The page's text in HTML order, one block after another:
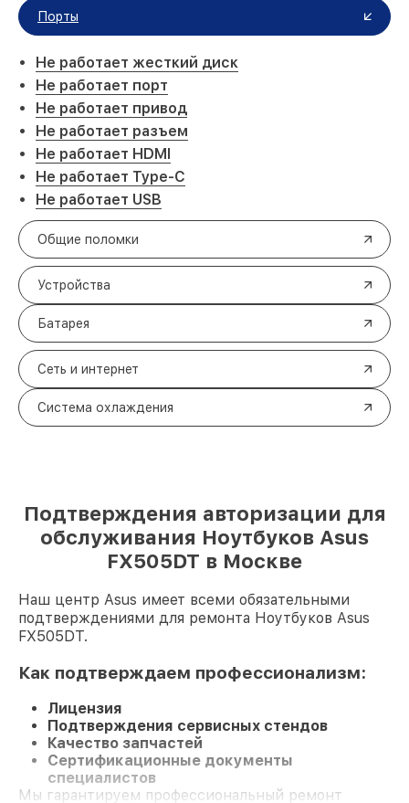
Порты
Не работает жесткий диск
Не работает порт
Не работает привод
Не работает разъем
Не работает HDMI
Не работает Type-C
Не работает USB
Общие поломки
Устройства
Батарея
Сеть и интернет
Система охлаждения
Подтверждения авторизации для
обслуживания Ноутбуков Asus
FX505DT в Москве
Наш центр Asus имеет всеми обязательными
подтверждениями для ремонта Ноутбуков Asus
FX505DT.
Как подтверждаем профессионализм:
Лицензия
Подтверждения сервисных стендов
Качество запчастей
Сертификационные документы
специалистов
Мы гарантируем профессиональный ремонт